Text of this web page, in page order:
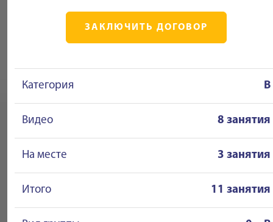
ЗАКЛЮЧИТЬ ДОГОВОР
Категория B
Видео 8 занятия
На месте 3 занятия
Итого 11 занятия